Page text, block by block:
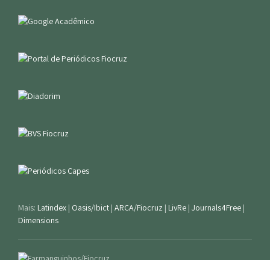
Mais: Latindex | Oasis/Ibict | ARCA/Fiocruz | LivRe | Journals4Free |
Dimensions